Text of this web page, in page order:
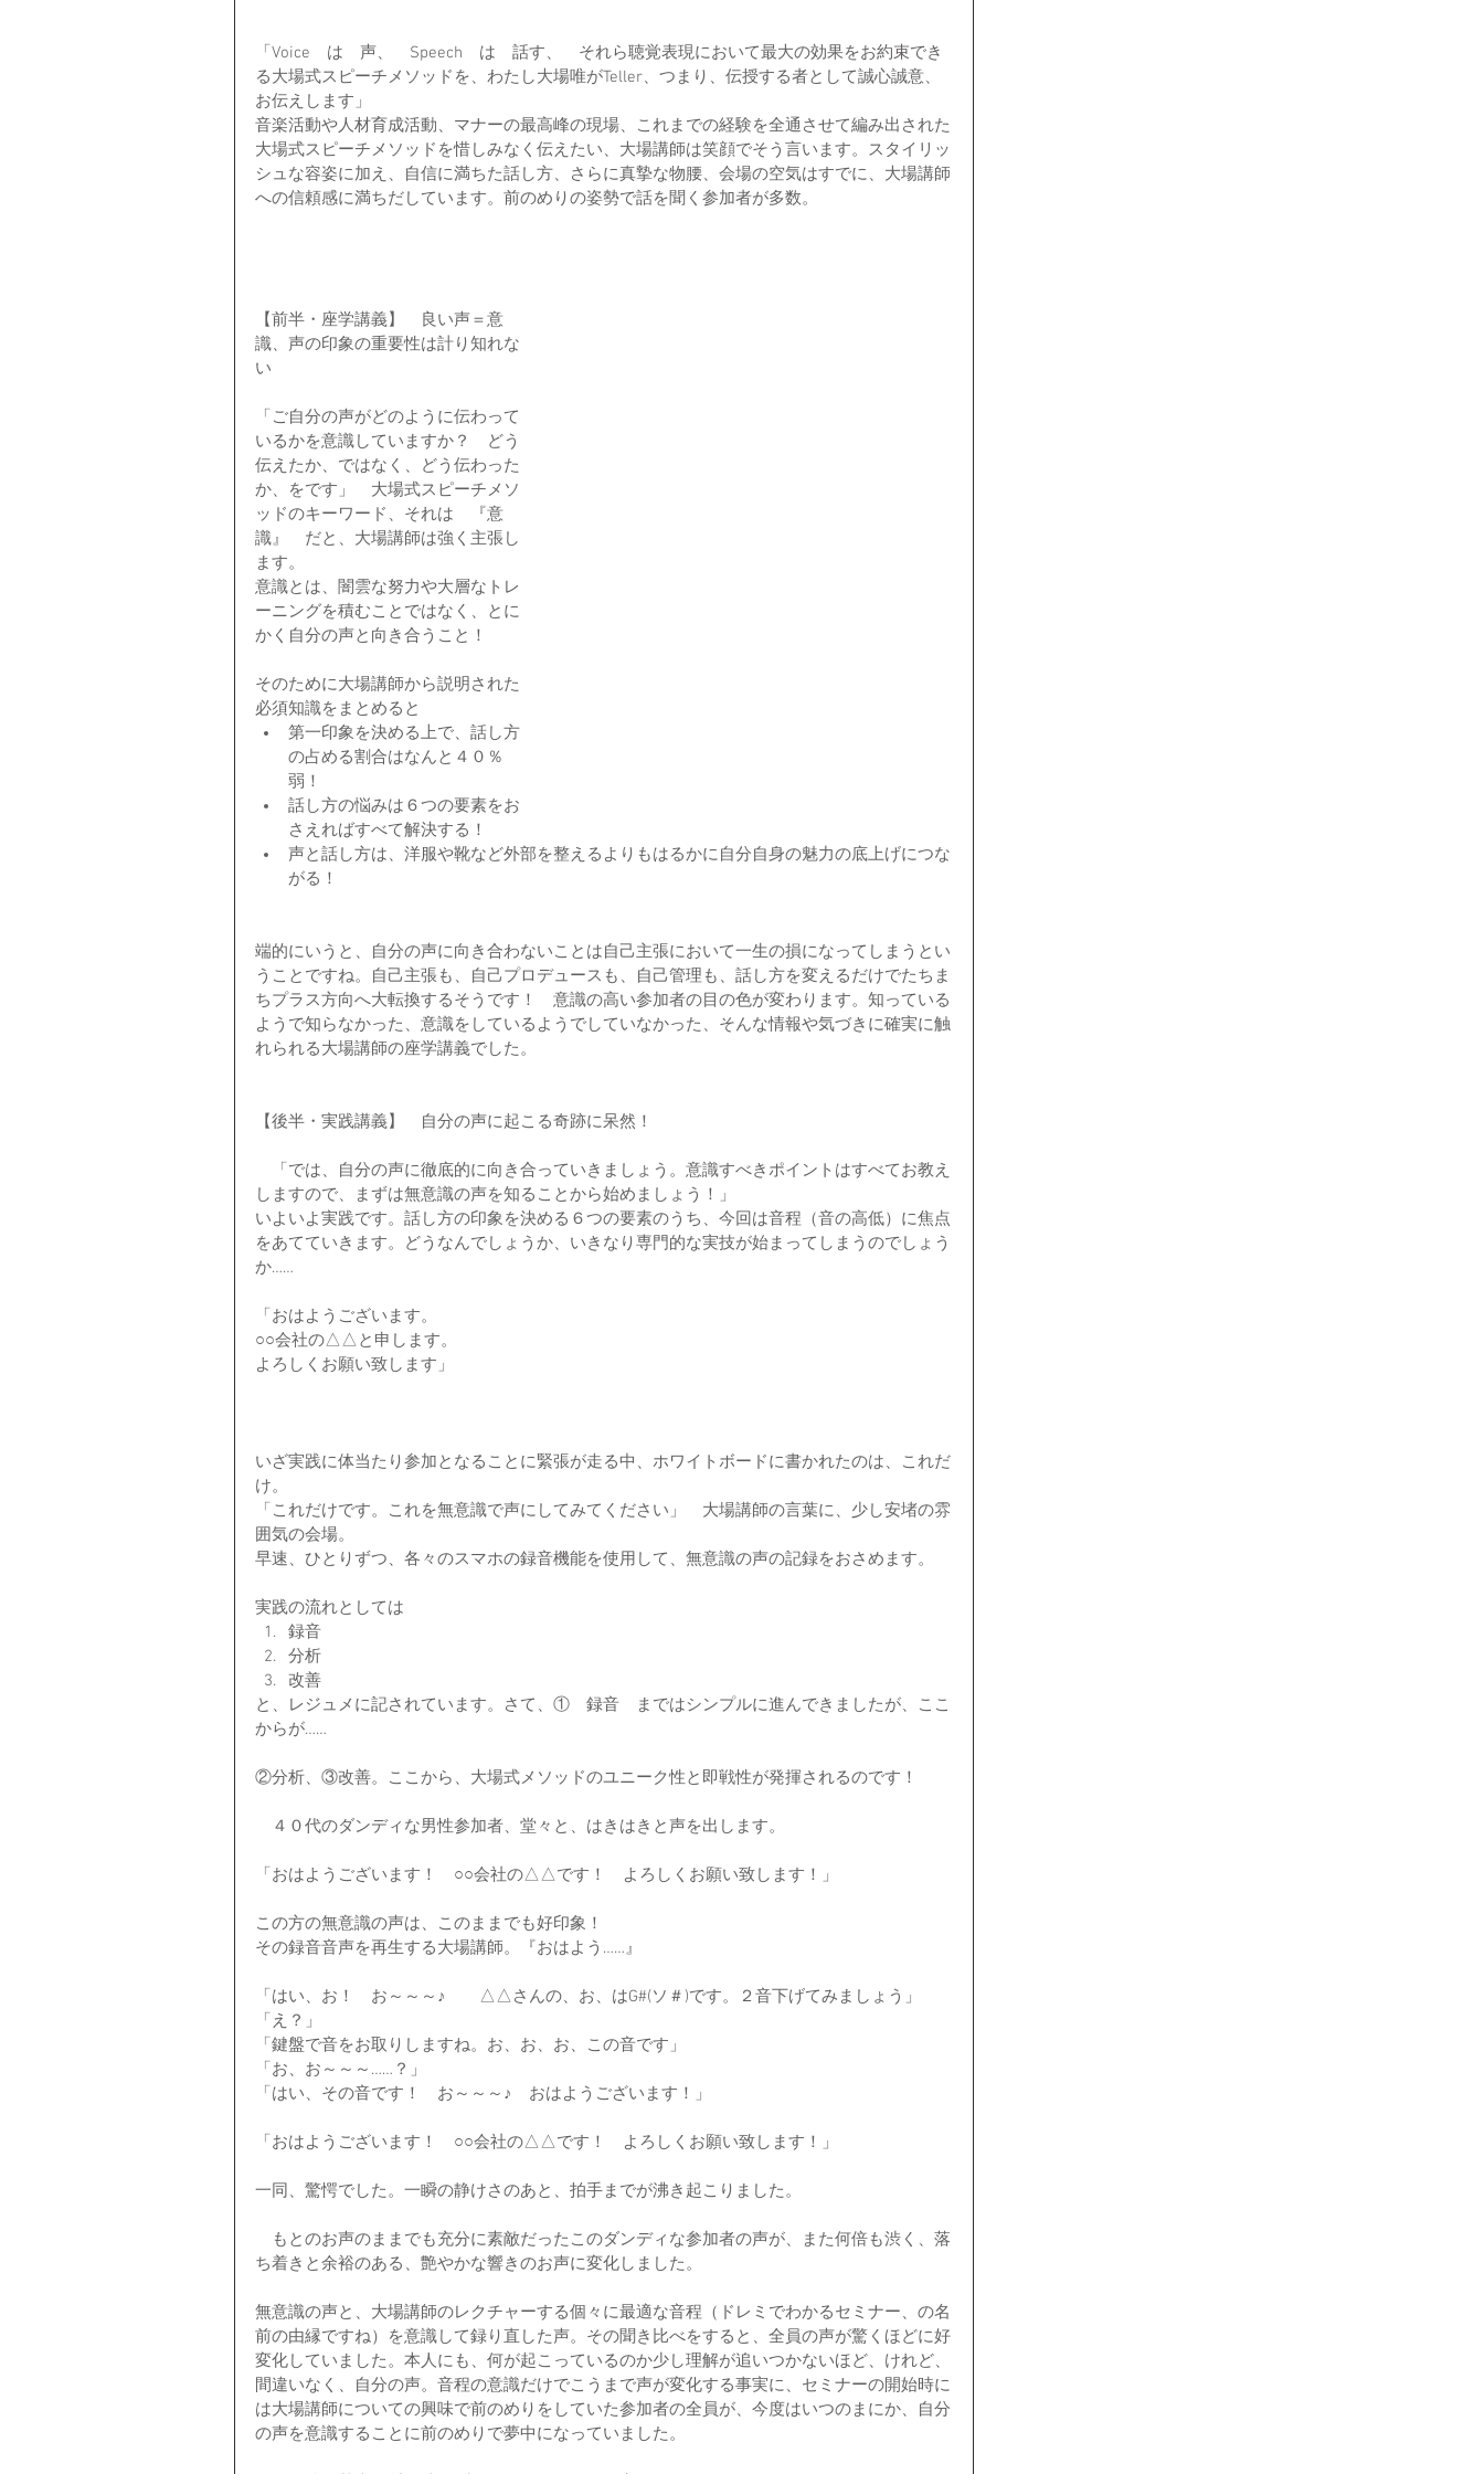
「Voice　は　声、　Speech　は　話す、　それら聴覚表現において最大の効果をお約束でき
る大場式スピーチメソッドを、わたし大場唯がTeller、つまり、伝授する者として誠心誠意、
お伝えします」
音楽活動や人材育成活動、マナーの最高峰の現場、これまでの経験を全通させて編み出された
大場式スピーチメソッドを惜しみなく伝えたい、大場講師は笑顔でそう言います。スタイリッ
シュな容姿に加え、自信に満ちた話し方、さらに真摯な物腰、会場の空気はすでに、大場講師
への信頼感に満ちだしています。前のめりの姿勢で話を聞く参加者が多数。
【前半・座学講義】　良い声＝意
識、声の印象の重要性は計り知れな
い
「ご自分の声がどのように伝わって
いるかを意識していますか？　どう
伝えたか、ではなく、どう伝わった
か、をです」　大場式スピーチメソ
ッドのキーワード、それは　『意
識』　だと、大場講師は強く主張し
ます。
意識とは、闇雲な努力や大層なトレ
ーニングを積むことではなく、とに
かく自分の声と向き合うこと！
そのために大場講師から説明された
必須知識をまとめると
第一印象を決める上で、話し方
の占める割合はなんと４０％
弱！
話し方の悩みは６つの要素をお
さえればすべて解決する！
声と話し方は、洋服や靴など外部を整えるよりもはるかに自分自身の魅力の底上げにつな
がる！
端的にいうと、自分の声に向き合わないことは自己主張において一生の損になってしまうとい
うことですね。自己主張も、自己プロデュースも、自己管理も、話し方を変えるだけでたちま
ちプラス方向へ大転換するそうです！　意識の高い参加者の目の色が変わります。知っている
ようで知らなかった、意識をしているようでしていなかった、そんな情報や気づきに確実に触
れられる大場講師の座学講義でした。
【後半・実践講義】　自分の声に起こる奇跡に呆然！
「では、自分の声に徹底的に向き合っていきましょう。意識すべきポイントはすべてお教え
しますので、まずは無意識の声を知ることから始めましょう！」
いよいよ実践です。話し方の印象を決める６つの要素のうち、今回は音程（音の高低）に焦点
をあてていきます。どうなんでしょうか、いきなり専門的な実技が始まってしまうのでしょう
か……
「おはようございます。
○○会社の△△と申します。
よろしくお願い致します」
いざ実践に体当たり参加となることに緊張が走る中、ホワイトボードに書かれたのは、これだ
け。
「これだけです。これを無意識で声にしてみてください」　大場講師の言葉に、少し安堵の雰
囲気の会場。
早速、ひとりずつ、各々のスマホの録音機能を使用して、無意識の声の記録をおさめます。
実践の流れとしては
録音
分析
改善
と、レジュメに記されています。さて、①　録音　まではシンプルに進んできましたが、ここ
からが……
②分析、③改善。ここから、大場式メソッドのユニーク性と即戦性が発揮されるのです！
４０代のダンディな男性参加者、堂々と、はきはきと声を出します。
「おはようございます！　○○会社の△△です！　よろしくお願い致します！」
この方の無意識の声は、このままでも好印象！
その録音音声を再生する大場講師。『おはよう……』
「はい、お！　お～～～♪　　△△さんの、お、はG#(ソ＃)です。２音下げてみましょう」
「え？」
「鍵盤で音をお取りしますね。お、お、お、この音です」
「お、お～～～……？」
「はい、その音です！　お～～～♪　おはようございます！」
「おはようございます！　○○会社の△△です！　よろしくお願い致します！」
一同、驚愕でした。一瞬の静けさのあと、拍手までが沸き起こりました。
もとのお声のままでも充分に素敵だったこのダンディな参加者の声が、また何倍も渋く、落
ち着きと余裕のある、艶やかな響きのお声に変化しました。
無意識の声と、大場講師のレクチャーする個々に最適な音程（ドレミでわかるセミナー、の名
前の由縁ですね）を意識して録り直した声。その聞き比べをすると、全員の声が驚くほどに好
変化していました。本人にも、何が起こっているのか少し理解が追いつかないほど、けれど、
間違いなく、自分の声。音程の意識だけでこうまで声が変化する事実に、セミナーの開始時に
は大場講師についての興味で前のめりをしていた参加者の全員が、今度はいつのまにか、自分
の声を意識することに前のめりで夢中になっていました。